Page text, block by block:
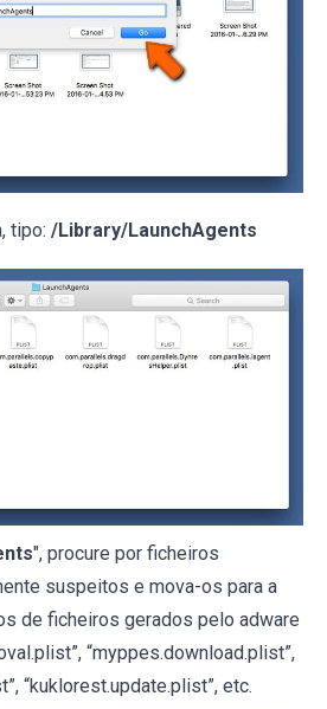
tipo: /Library/LaunchAgents
", procure por ficheiros
suspeitos e mova-os para a
de ficheiros gerados pelo adware
“myppes.download.plist”,
“kuklorest.update.plist”, etc.